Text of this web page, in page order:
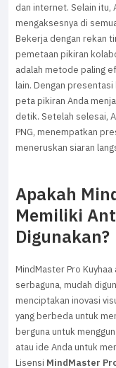
dan internet. Selain itu,
mengaksesnya di
Bekerja dengan rekan
pemetaan pikiran
adalah metode paling
lain. Dengan presentasi
peta pikiran Anda
detik. Setelah selesai,
PNG, menempatkan
meneruskan siaran
Apakah
Memiliki
Digunakan?
MindMaster Pro
serbaguna, mudah
menciptakan inovasi
yang berbeda untuk
berguna untuk
atau ide Anda untuk
Lisensi MindMaster